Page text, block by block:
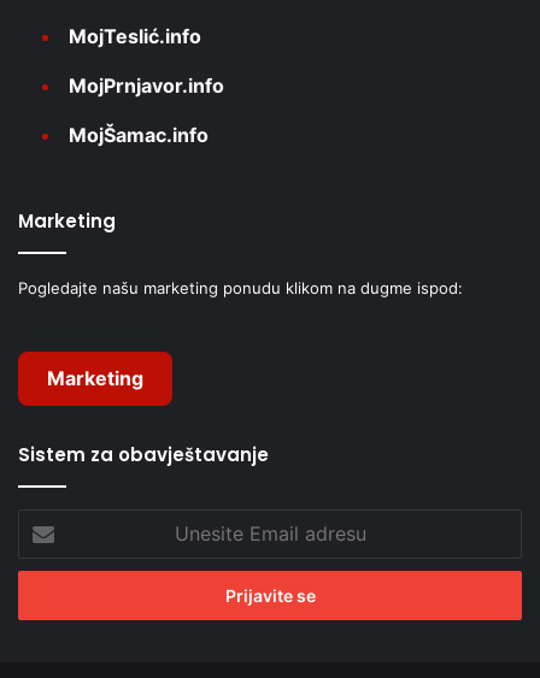
MojTeslić.info
MojPrnjavor.info
MojŠamac.info
Marketing
Pogledajte našu marketing ponudu klikom na dugme ispod:
Marketing
Sistem za obavještavanje
Email
adresu